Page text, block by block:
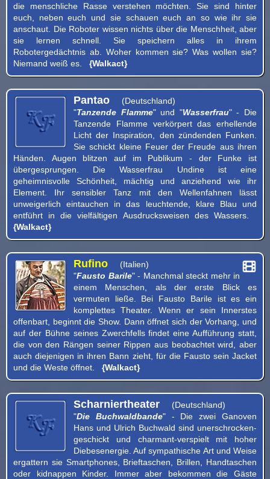
die menschliche Rasse verstehen möchten. Sie sind hinter
euch, neben euch und sie schauen euch an so wie ihr sie
anschaut. Die Roboter wissen nichts über die Menschheit, aber
sie lernen schnell. Sie speichern alles in ihrem
Robotergedächtnis ab. Woher kommen sie? Was wollen sie?
Niemand weiß es. {Walkact}
Pantao
(Deutschland)
"Tanzende Flamme" und "Wasserfrau" - Die
Tanzende Flamme verkörpert das erhellende
Licht der Inspiration, den zündenden Funken.
Sie schickt kleine Feuer der Freude aus ihren
Händen. Augen blitzen auf im Publikum - der Funke ist
übergesprungen. Die Wasserfrau Undine ist eine
geheimnisvolle Schönheit, mächtig und anziehend wie ihr
Element. Ihr sensibler Tanz mit den Wellenfahnen lässt
unweigerlich eintauchen in das leuchtende, klare Blau und
entführt in die vielfältigen Ausdrucksweisen des Wassers.
{Walkact}
Rufino
(Italien)
"Fausto Barile" - Manchmal steckt mehr in
einem Menschen, als der erste Blick es
vermuten ließe. Bei Fausto Barile ist es ein
komplettes Theater. Wenn er sein Innerstes
offenbart, beginnt die Show. Dann öffnet sich der Vorhang, und
auf der Bühne seines Zwerchfells findet eine Aufführung statt,
die von den Rängen seiner Rippen aus beobachtet wird, aber
auch diejenigen in ihren Bann zieht, für die Fausto sein Jacket
und die Weste öffnet. {Walkact}
Scharniertheater
(Deutschland)
"Die Buchwaldbande" - Die zwei Ganoven
Hans und Ulrich Buchwald sind unerschrocken-
geschickt und charmant-verspielt mit hoher
Diebesenergie. Auf sympathische Art und Weise
ergattern sie Smartphones, Brieftaschen, Brillen, Handtaschen
oder kidnappen Kinder. Immer aber bekommen die Gäste